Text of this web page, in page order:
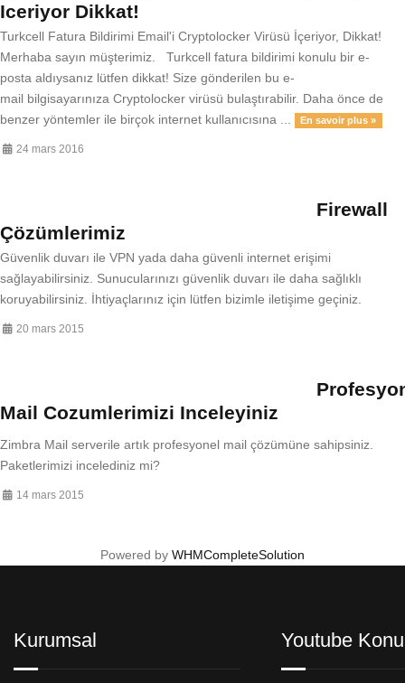
Iceriyor Dikkat!
Turkcell Fatura Bildirimi Email'i Cryptolocker Virüsü İçeriyor, Dikkat!
Merhaba sayın müşterimiz. Turkcell fatura bildirimi konulu bir e-
posta aldıysanız lütfen dikkat! Size gönderilen bu e-
mail bilgisayarınıza Cryptolocker virüsü bulaştırabilir. Daha önce de
benzer yöntemler ile birçok internet kullanıcısına ...
En savoir plus »
24 mars 2016
Firewall
Çözümlerimiz
Güvenlik duvarı ile VPN yada daha güvenli internet erişimi
sağlayabilirsiniz. Sunucularınızı güvenlik duvarı ile daha sağlıklı
koruyabilirsiniz. İhtiyaçlarınız için lütfen bizimle iletişime geçiniz.
20 mars 2015
Mail Cozumlerimizi Inceleyiniz
Zimbra Mail serverile artık profesyonel mail çözümüne sahipsiniz.
Paketlerimizi incelediniz mi?
14 mars 2015
Powered by WHMCompleteSolution
Kurumsal Youtube